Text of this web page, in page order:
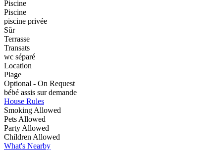
Piscine
Piscine
piscine privée
Sûr
Terrasse
Transats
wc séparé
Location
Plage
Optional - On Request
bébé assis sur demande
House Rules
Smoking Allowed
Pets Allowed
Party Allowed
Children Allowed
What's Nearby